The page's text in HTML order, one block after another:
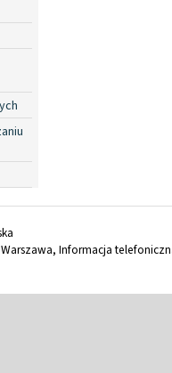
Informacja